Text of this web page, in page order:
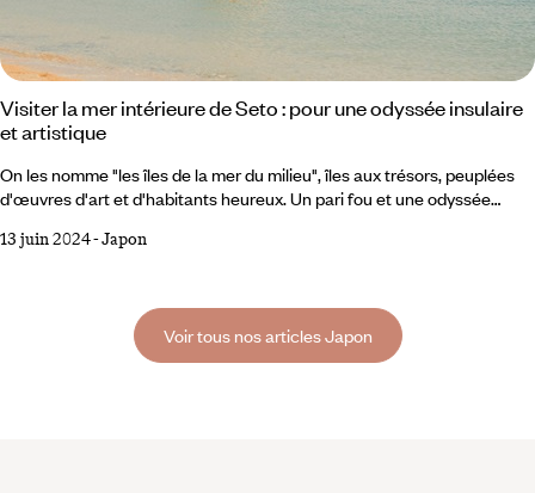
Visiter la mer intérieure de Seto : pour une odyssée insulaire
et artistique
On les nomme "les îles de la mer du milieu", îles aux trésors, peuplées
d'œuvres d'art et d'habitants heureux. Un pari fou et une odyssée
douce musique du ressac. Frôlant de minuscules îlots en forme de
traçant cet incessant ballet,
13 juin 2024-Japon
Voir tous nos articles Japon